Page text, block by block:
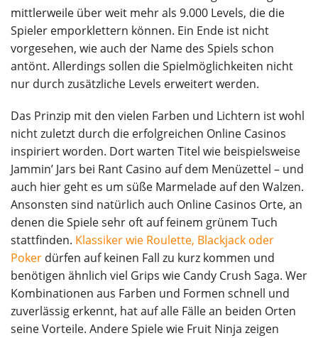
mittlerweile über weit mehr als 9.000 Levels, die die
Spieler emporklettern können. Ein Ende ist nicht
vorgesehen, wie auch der Name des Spiels schon
antönt. Allerdings sollen die Spielmöglichkeiten nicht
nur durch zusätzliche Levels erweitert werden.
Das Prinzip mit den vielen Farben und Lichtern ist wohl
nicht zuletzt durch die erfolgreichen Online Casinos
inspiriert worden. Dort warten Titel wie beispielsweise
Jammin’ Jars bei Rant Casino auf dem Menüzettel – und
auch hier geht es um süße Marmelade auf den Walzen.
Ansonsten sind natürlich auch Online Casinos Orte, an
denen die Spiele sehr oft auf feinem grünem Tuch
stattfinden. Klassiker wie Roulette, Blackjack oder
Poker dürfen auf keinen Fall zu kurz kommen und
benötigen ähnlich viel Grips wie Candy Crush Saga. Wer
Kombinationen aus Farben und Formen schnell und
zuverlässig erkennt, hat auf alle Fälle an beiden Orten
seine Vorteile. Andere Spiele wie Fruit Ninja zeigen